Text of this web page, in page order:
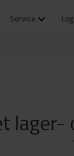
Service
lager-